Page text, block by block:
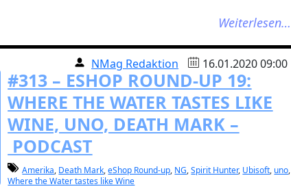
Weiterlesen…
NMag Redaktion 16.01.2020 09:00
#313 – ESHOP ROUND-UP 19:
WHERE THE WATER TASTES LIKE
WINE, UNO, DEATH MARK –
PODCAST
Amerika, Death Mark,eShop Round-up, NG,Spirit Hunter, Ubisoft, uno,
Where the Water tastes like Wine